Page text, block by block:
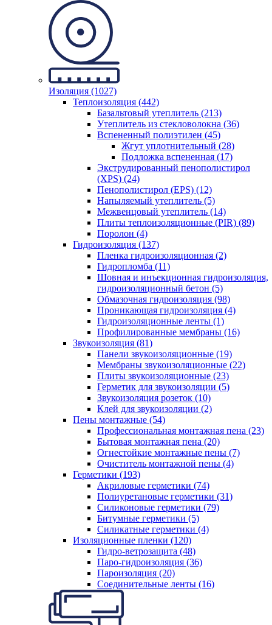
Изоляция (1027)
Теплоизоляция (442)
Базальтовый утеплитель (213)
Утеплитель из стекловолокна (36)
Вспененный полиэтилен (45)
Жгут уплотнительный (28)
Подложка вспененная (17)
Экструдированный пенополистирол
(XPS) (24)
Пенополистирол (EPS) (12)
Напыляемый утеплитель (5)
Межвенцовый утеплитель (14)
Плиты теплоизоляционные (PIR) (89)
Поролон (4)
Гидроизоляция (137)
Пленка гидроизоляционная (2)
Гидропломба (11)
Шовная и инъекционная гидроизоляция,
гидроизоляционный бетон (5)
Обмазочная гидроизоляция (98)
Проникающая гидроизоляция (4)
Гидроизоляционные ленты (1)
Профилированные мембраны (16)
Звукоизоляция (81)
Панели звукоизоляционные (19)
Мембраны звукоизоляционные (22)
Плиты звукоизоляционные (23)
Герметик для звукоизоляции (5)
Звукоизоляция розеток (10)
Клей для звукоизоляции (2)
Пены монтажные (54)
Профессиональная монтажная пена (23)
Бытовая монтажная пена (20)
Огнестойкие монтажные пены (7)
Очиститель монтажной пены (4)
Герметики (193)
Акриловые герметики (74)
Полиуретановые герметики (31)
Силиконовые герметики (79)
Битумные герметики (5)
Силикатные герметики (4)
Изоляционные пленки (120)
Гидро-ветрозащита (48)
Паро-гидроизоляция (36)
Пароизоляция (20)
Соединительные ленты (16)